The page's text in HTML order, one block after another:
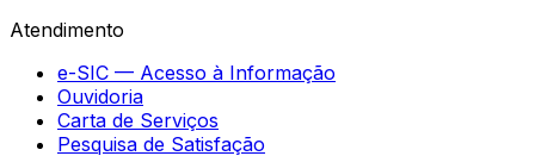
Atendimento
e-SIC — Acesso à Informação
Ouvidoria
Carta de Serviços
Pesquisa de Satisfação